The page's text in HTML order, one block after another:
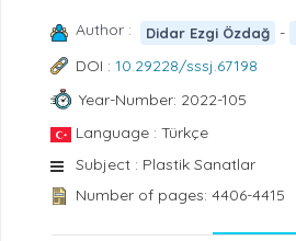
Author : Didar Ezgi Özdağ -
DOI : 10.29228/sssj.67198
Year-Number: 2022-105
Language : Türkçe
Subject : Plastik Sanatlar
Number of pages: 4406-4415